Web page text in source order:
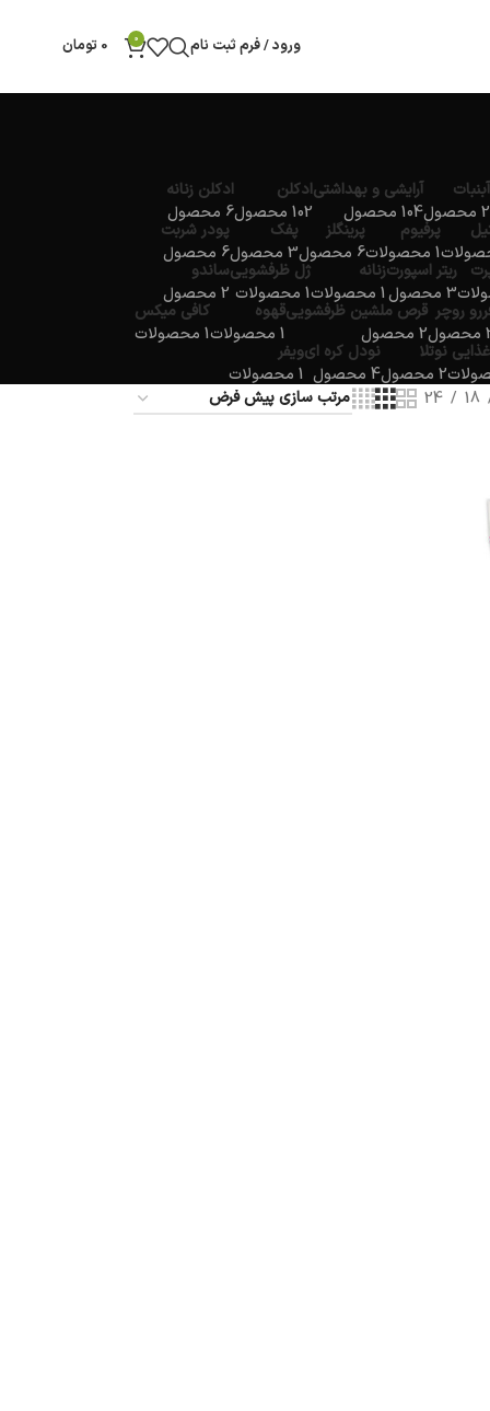
ورود / فرم ثبت نام 0
0 تومان
آبنبات
2 محصول
آرایشی و بهداشتی
104 محصول
ادکلن
102 محصول
ادکلن زنانه
6 محصول
پرفیوم
1 محصولات
پرینگلز
6 محصول
پفک
3 محصول
پودر شربت
6 محصول
ریتر اسپورت
3 محصول
زنانه
1 محصولات
ژل ظرفشویی
1 محصولات
ساندو
2 محصول
روچر قرص ملشین ظرفشویی
2 محصول
قهوه
1 محصولات
کافی میکس
1 محصولات
نوتلا
2 محصول
نودل کره ای
4 محصول
ویفر
1 محصولات
18
24